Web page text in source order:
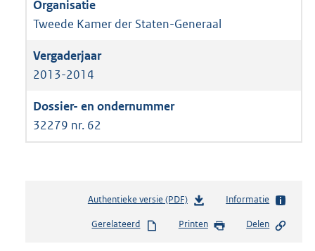
Tweede Kamer der Staten-Generaal
2013-2014
32279 nr. 62
Authentieke versie (PDF)b
s
Informatie
Gerelateerd Printen Delen